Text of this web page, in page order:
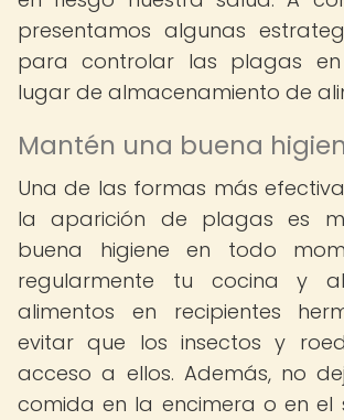
presentamos algunas
para controlar las plagas
lugar de almacenamiento de
Mantén una buena
Una de las formas más
la aparición de plagas es
buena higiene en todo
regularmente tu cocina y
alimentos en recipientes
evitar que los insectos y
acceso a ellos. Además, no
comida en la encimera o en el